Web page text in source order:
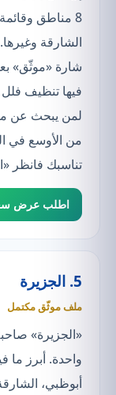
الشارقة
شارة «موثّق» بعد
فيها تنظيف
لمن يبحث عن
تناسبك فانظر
اطلب عرض
5. الجزيرة
ملف موثّق مكتمل
واحدة. أبرز ما
أبوظبي،